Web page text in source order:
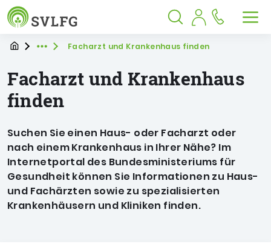
Inhalt
Suche
Springe zu: Hauptmenü
Sozialversicherung für
Suche öffnen
Suche schließen
StartpageExpand breadcrumb Navigation
Sie befinden sich hier
Facharzt und Krankenhaus finden
Facharzt und Krankenhaus
finden
Suchen Sie einen Haus- oder Facharzt oder
nach einem Krankenhaus in Ihrer Nähe? Im
Internetportal des Bundesministeriums für
Gesundheit können Sie Informationen zu Haus-
und Fachärzten sowie zu spezialisierten
Krankenhäusern und Kliniken finden.